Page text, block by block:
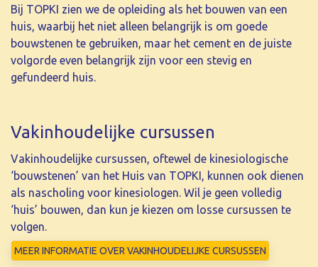
Bij TOPKI zien we de opleiding als het bouwen van een
huis, waarbij het niet alleen belangrijk is om goede
bouwstenen te gebruiken, maar het cement en de juiste
volgorde even belangrijk zijn voor een stevig en
gefundeerd huis.
Vakinhoudelijke cursussen
Vakinhoudelijke cursussen, oftewel de kinesiologische
‘bouwstenen’ van het Huis van TOPKI, kunnen ook dienen
als nascholing voor kinesiologen. Wil je geen volledig
‘huis’ bouwen, dan kun je kiezen om losse cursussen te
volgen.
MEER INFORMATIE OVER VAKINHOUDELIJKE CURSUSSEN